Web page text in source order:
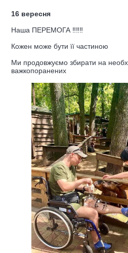
16 вересня
Наша ПЕРЕМОГА ‼️‼️‼️
Кожен може бути її частиною
Ми продовжуємо збирати на
важкопоранених